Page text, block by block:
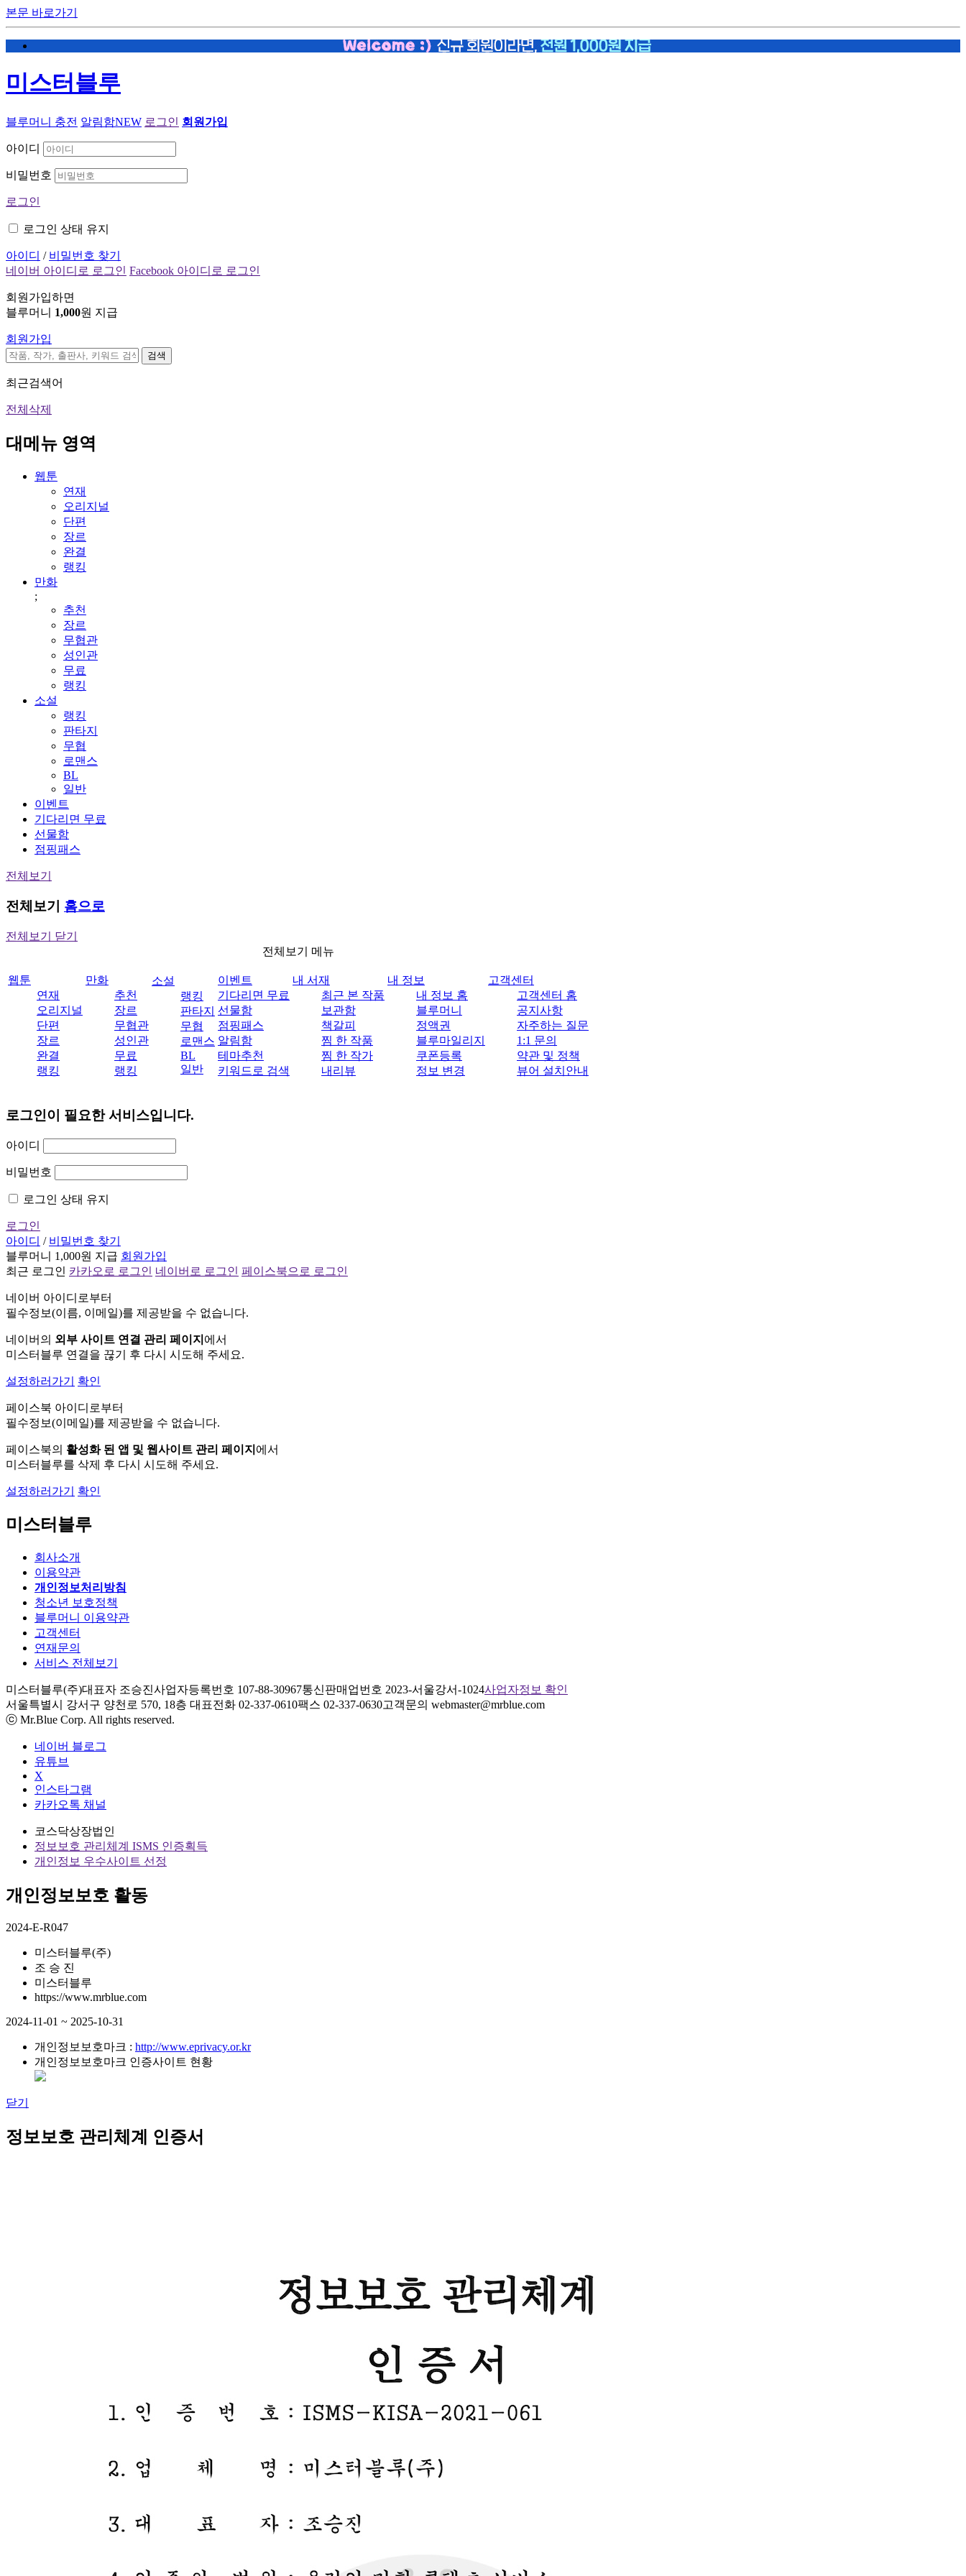
본문 바로가기
미스터블루
블루머니 충전 알림함NEW 로그인 회원가입
아이디
비밀번호
로그인
로그인 상태 유지
아이디 / 비밀번호 찾기
네이버 아이디로 로그인 Facebook 아이디로 로그인
회원가입하면
블루머니 1,000원 지급
회원가입
검색
최근검색어
전체삭제
대메뉴 영역
웹툰
연재
오리지널
단편
장르
완결
랭킹
만화
;
추천
장르
무협관
성인관
무료
랭킹
소설
랭킹
판타지
무협
로맨스
BL
일반
이벤트
기다리면 무료
선물함
점핑패스
전체보기
전체보기 홈으로
전체보기 닫기
전체보기 메뉴
웹툰
연재
오리지널
단편
장르
완결
랭킹
만화
추천
장르
무협관
성인관
무료
랭킹
소설
랭킹
판타지
무협
로맨스
BL
일반
이벤트
기다리면 무료
선물함
점핑패스
알림함
테마추천
키워드로 검색
내 서재
최근 본 작품
보관함
책갈피
찜 한 작품
찜 한 작가
내리뷰
내 정보
내 정보 홈
블루머니
정액권
블루마일리지
쿠폰등록
정보 변경
고객센터
고객센터 홈
공지사항
자주하는 질문
1:1 문의
약관 및 정책
뷰어 설치안내
로그인이 필요한 서비스입니다.
아이디
비밀번호
로그인 상태 유지
로그인
아이디 / 비밀번호 찾기
블루머니 1,000원 지급 회원가입
최근 로그인 카카오로 로그인 네이버로 로그인 페이스북으로 로그인
네이버 아이디로부터
필수정보(이름, 이메일)를 제공받을 수 없습니다.
네이버의 외부 사이트 연결 관리 페이지 에서
미스터블루 연결을 끊기 후 다시 시도해 주세요.
설정하러가기 확인
페이스북 아이디로부터
필수정보(이메일)를 제공받을 수 없습니다.
페이스북의 활성화 된 앱 및 웹사이트 관리 페이지 에서
미스터블루를 삭제 후 다시 시도해 주세요.
설정하러가기 확인
미스터블루
회사소개
이용약관
개인정보처리방침
청소년 보호정책
블루머니 이용약관
고객센터
연재문의
서비스 전체보기
미스터블루(주)대표자 조승진사업자등록번호 107-88-30967통신판매업번호 2023-서울강서-1024사업자정보 확인
서울특별시 강서구 양천로 570, 18층 대표전화 02-337-0610팩스 02-337-0630고객문의 webmaster@mrblue.com
ⓒ Mr.Blue Corp. All rights reserved.
네이버 블로그
유튜브
X
인스타그램
카카오톡 채널
코스닥상장법인
정보보호 관리체계 ISMS 인증획득
개인정보 우수사이트 선정
개인정보보호 활동
2024-E-R047
미스터블루(주)
조 승 진
미스터블루
https://www.mrblue.com
2024-11-01 ~ 2025-10-31
개인정보보호마크 : http://www.eprivacy.or.kr
개인정보보호마크 인증사이트 현황
닫기
정보보호 관리체계 인증서